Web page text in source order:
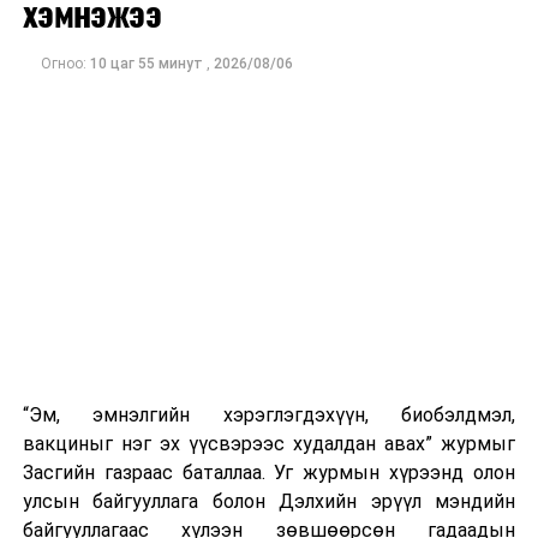
хэмнэжээ
Огноо: 10 цаг 55 минут , 2026/08/06
“Эм, эмнэлгийн хэрэглэгдэхүүн, биобэлдмэл,
вакциныг нэг эх үүсвэрээс худалдан авах” журмыг
Засгийн газраас баталлаа. Уг журмын хүрээнд олон
улсын байгууллага болон Дэлхийн эрүүл мэндийн
байгууллагаас хүлээн зөвшөөрсөн гадаадын